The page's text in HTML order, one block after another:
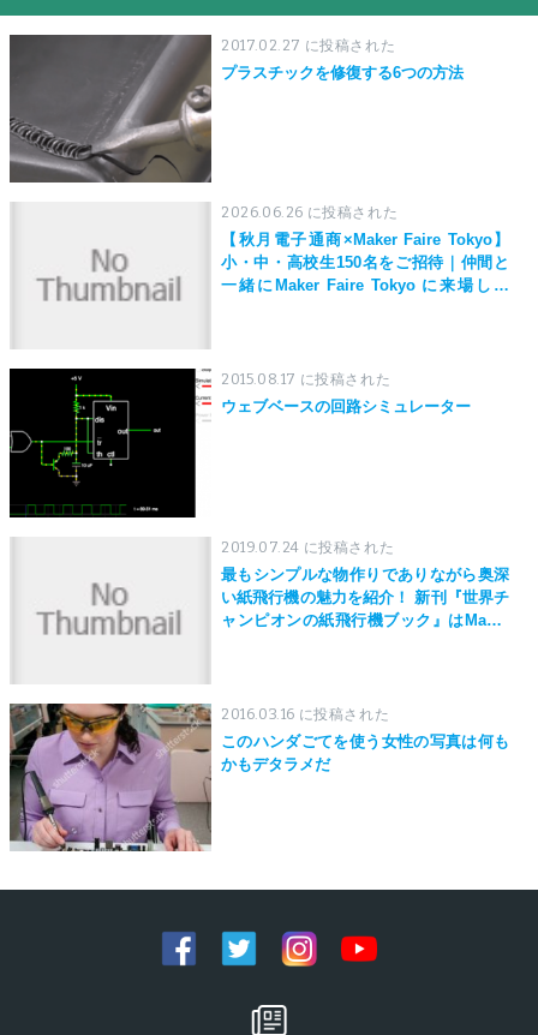
2017.02.27 に投稿された
プラスチックを修復する6つの方法
2026.06.26 に投稿された
【秋月電子通商×Maker Faire Tokyo】
小・中・高校生150名をご招待｜仲間と
一緒にMaker Faire Tokyo に来場しよ
2015.08.17 に投稿された
ウェブベースの回路シミュレーター
2019.07.24 に投稿された
最もシンプルな物作りでありながら奥深
い紙飛行機の魅力を紹介！ 新刊『世界チ
ャンピオンの紙飛行機ブック』はMaker
2016.03.16 に投稿された
このハンダごてを使う女性の写真は何も
かもデタラメだ